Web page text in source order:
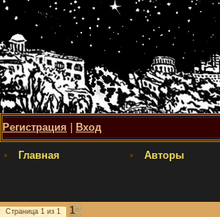
Регистрация Вход
Главная Авторы
Страница 1 из 1
1